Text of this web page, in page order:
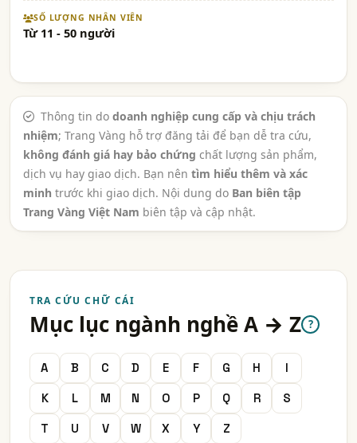
SỐ LƯỢNG NHÂN VIÊN
Từ 11 - 50 người
Thông tin do doanh nghiệp cung cấp và chịu trách
nhiệm; Trang Vàng hỗ trợ đăng tải để bạn dễ tra cứu,
không đánh giá hay bảo chứng chất lượng sản phẩm,
dịch vụ hay giao dịch. Bạn nên tìm hiểu thêm và xác
minh trước khi giao dịch. Nội dung do Ban biên tập
Trang Vàng Việt Nam biên tập và cập nhật.
TRA CỨU CHỮ CÁI
Mục lục ngành nghề A → Z ?
A B C D E F G H
I
K
L M N O P Q R
S
T
U V W X Y Z